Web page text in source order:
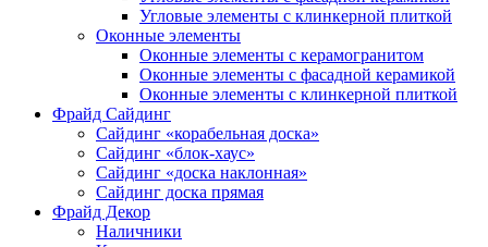
Угловые элементы с клинкерной плиткой
Оконные элементы
Оконные элементы с керамогранитом
Оконные элементы с фасадной керамикой
Оконные элементы с клинкерной плиткой
Фрайд Сайдинг
Сайдинг «корабельная доска»
Сайдинг «блок-хаус»
Сайдинг «доска наклонная»
Сайдинг доска прямая
Фрайд Декор
Наличники